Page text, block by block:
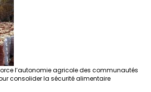
l’autonomie agricole des communautés
consolider la sécurité alimentaire